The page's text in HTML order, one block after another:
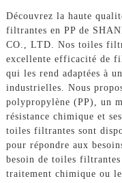
Découvrez la haute
filtrantes en PP de
CO., LTD. Nos toiles
excellente efficacité de
qui les rend adaptées à
industrielles. Nous
polypropylène (PP), un
résistance chimique et
toiles filtrantes sont
pour répondre aux
besoin de toiles
traitement chimique ou le